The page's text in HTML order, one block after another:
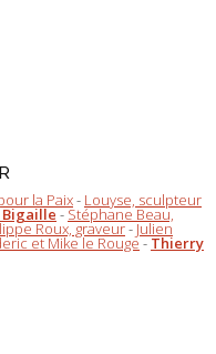
la Paix- Louyse, sculpteur
Bigaille-Stéphane Beau,
Roux, graveur-Julien
et Mike le Rouge-Thierry